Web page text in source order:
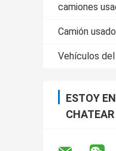
camiones
Camión
Vehículos
ESTOY